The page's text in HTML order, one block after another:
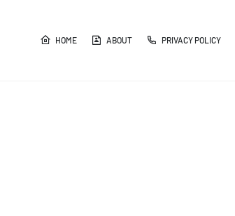
HOME ABOUT PRIVACY POLICY